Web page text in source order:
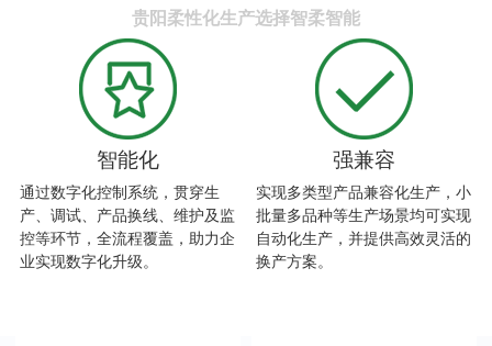
贵阳柔性化生产选择智柔智能
智能化
通过数字化控制系统，贯穿生
产、调试、产品换线、维护及监
控等环节，全流程覆盖，助力企
业实现数字化升级。
强兼容
实现多类型产品兼容化生产，小
批量多品种等生产场景均可实现
自动化生产，并提供高效灵活的
换产方案。